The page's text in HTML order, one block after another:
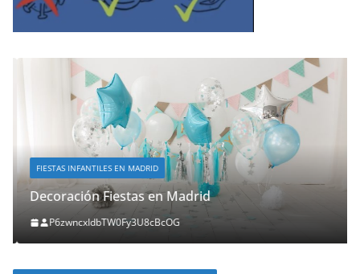
FIESTAS INFANTILES EN MADRID
Decoración Fiestas en Madrid
P6zwncxIdbTW0Fy3U8cBcOG